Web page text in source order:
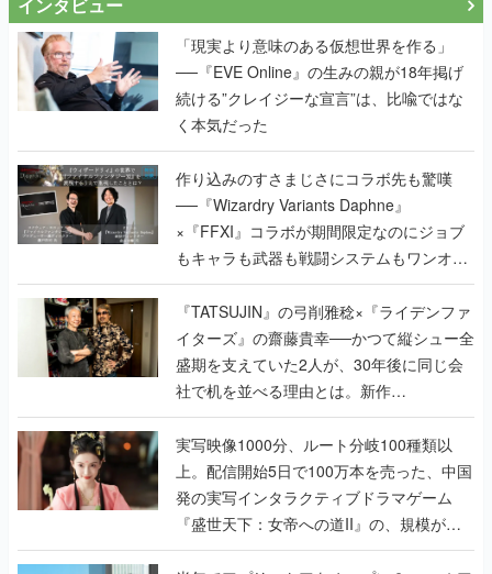
「現実より意味のある仮想世界を作る」
──『EVE Online』の生みの親が18年掲げ
続ける”クレイジーな宣言”は、比喩ではな
く本気だった
作り込みのすさまじさにコラボ先も驚嘆
──『Wizardry Variants Daphne』
×『FFXI』コラボが期間限定なのにジョブ
もキャラも武器も戦闘システムもワンオフ
で作り込まれた理由を両ディレクターに聞
く
『TATSUJIN』の弓削雅稔×『ライデンファ
イターズ』の齋藤貴幸──かつて縦シュー全
盛期を支えていた2人が、30年後に同じ会
社で机を並べる理由とは。新作
『TATSUJIN EXTREME』で初タッグを組
んだレジェンド2人に訊く開発秘話
実写映像1000分、ルート分岐100種類以
上。配信開始5日で100万本を売った、中国
発の実写インタラクティブドラマゲーム
『盛世天下：女帝への道II』の、規模が違
うこだわりをプロデューサーに聞いた